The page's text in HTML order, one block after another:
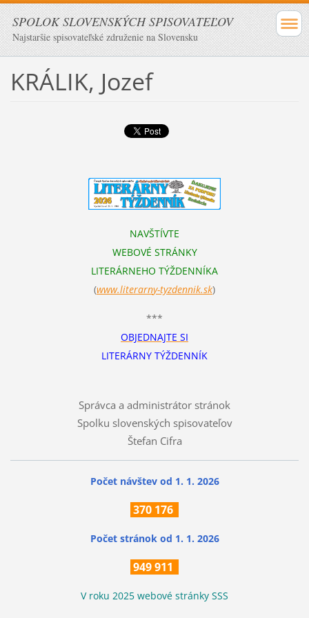
SPOLOK SLOVENSKÝCH SPISOVATEĽOV
Najstaršie spisovateľské združenie na Slovensku
KRÁLIK, Jozef
NAVŠTÍVTE
WEBOVÉ STRÁNKY
LITERÁRNEHO TÝŽDENNÍKA
(www.literarny-tyzdennik.sk)
***
OBJEDNAJTE SI
LITERÁRNY TÝŽDENNÍK
Správca a administrátor stránok
Spolku slovenských spisovateľov
Štefan Cifra
Počet návštev od 1. 1. 2026
370 176
Počet stránok od 1. 1. 2026
949 911
V roku 2025 webové stránky SSS